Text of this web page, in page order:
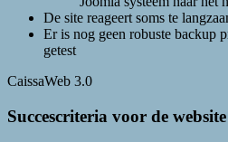
De site reageert soms te
Er is nog geen robuste backup
getest
CaissaWeb 3.0
Succescriteria voor de website